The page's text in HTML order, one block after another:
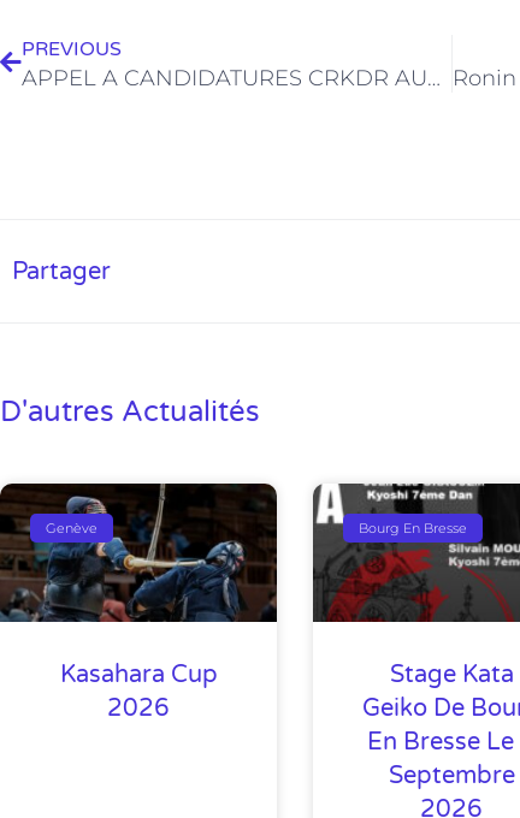
PREVIOUS
APPEL A CANDIDATURES CRKDR AUVERGNE RHONE ALPES
Partager
D'autres Actualités
Genève
Kasahara Cup
2026
Bourg En Bresse
Stage Kata
Geiko De
En Bresse Le
Septembre
2026